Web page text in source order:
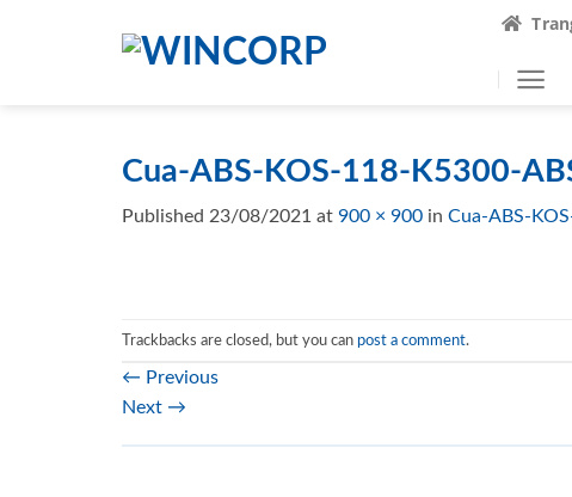
Cua-ABS-KOS-118-K5300-
Published 23/08/2021 at 900 × 900 in Cua-ABS-
Trackbacks are closed, but you can post a comment.
← Previous
Next →